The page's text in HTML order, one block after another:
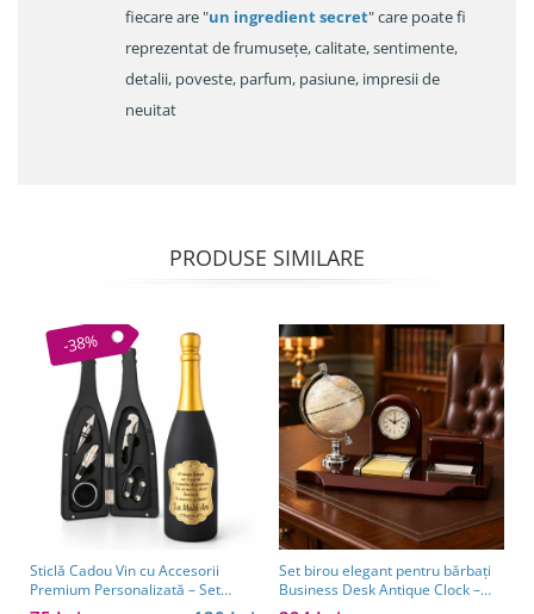
fiecare are "un ingredient secret" care poate fi
reprezentat de frumusețe, calitate, sentimente,
detalii, poveste, parfum, pasiune, impresii de
neuitat
PRODUSE SIMILARE
-38%
Sticlă Cadou Vin cu Accesorii
Premium Personalizată – Set
Elegant pentru Bărbați
Set birou elegant pentru bărbați
Business Desk Antique Clock –
cadou premium pentru șef, soț